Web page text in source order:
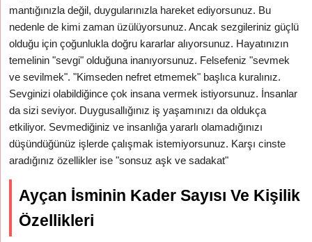
mantığınızla değil, duygularınızla hareket ediyorsunuz. Bu
nedenle de kimi zaman üzülüyorsunuz. Ancak sezgileriniz güçlü
olduğu için çoğunlukla doğru kararlar alıyorsunuz. Hayatınızın
temelinin "sevgi" olduğuna inanıyorsunuz. Felsefeniz "sevmek
ve sevilmek". "Kimseden nefret etmemek" başlıca kuralınız.
Sevginizi olabildiğince çok insana vermek istiyorsunuz. İnsanlar
da sizi seviyor. Duygusallığınız iş yaşamınızı da oldukça
etkiliyor. Sevmediğiniz ve insanlığa yararlı olamadığınızı
düşündüğünüz işlerde çalışmak istemiyorsunuz. Karşı cinste
aradığınız özellikler ise "sonsuz aşk ve sadakat"
Ayçan İsminin Kader Sayısı Ve Kişilik
Özellikleri